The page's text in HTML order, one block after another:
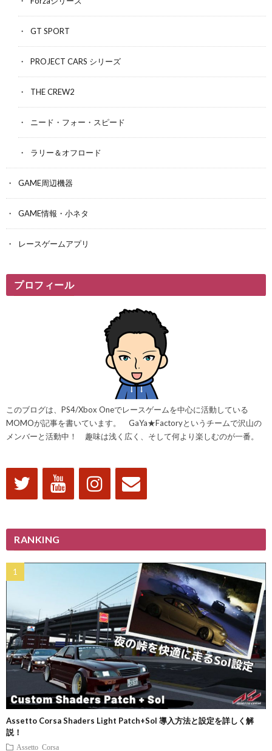
GT SPORT
PROJECT CARS シリーズ
THE CREW2
ニード・フォー・スピード
ラリー＆オフロード
GAME周辺機器
GAME情報・小ネタ
レースゲームアプリ
プロフィール
このブログは、PS4/Xbox Oneでレースゲームを中心に活動している
MOMOが記事を書いています。 GaYa★Factoryというチームで沢山の
メンバーと活動中！ 趣味は浅く広く、そして何より楽しむのが一番。
RANKING
Assetto Corsa Shaders Light Patch+Sol 導入方法と設定を詳しく解
説！
Assetto Corsa